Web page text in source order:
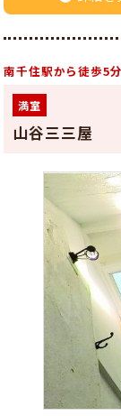
南千住駅から徒歩5分
満室
山谷三三屋